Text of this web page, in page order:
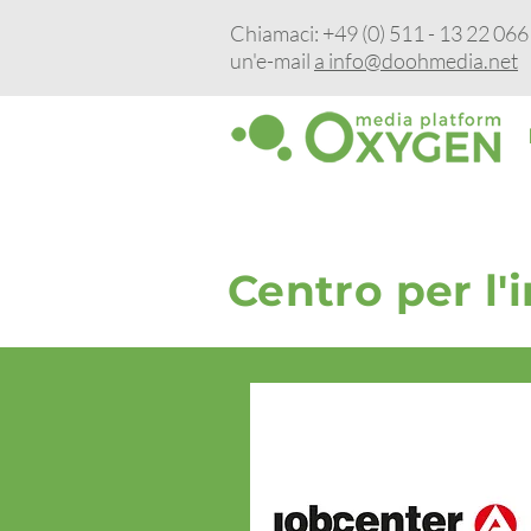
Chiamaci: +49 (0) 511 - 13 22
un'e-mail a info@doohmedia.net
Centro per